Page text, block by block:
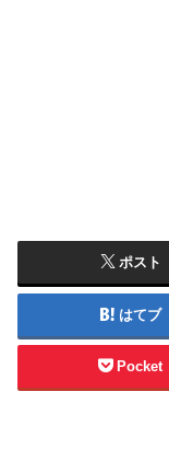
ポスト
はてブ
Pocket